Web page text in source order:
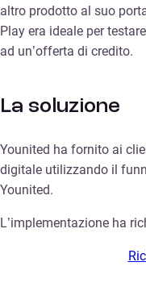
altro prodotto al suo
Play era ideale per
ad un’offerta di credito.
La soluzione
Younited ha fornito ai
digitale utilizzando il
Younited.
L’implementazione ha